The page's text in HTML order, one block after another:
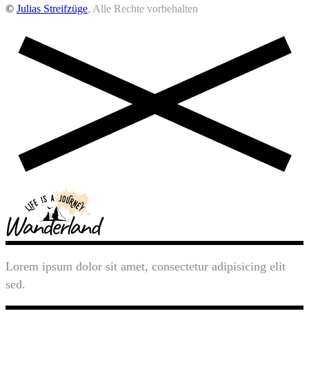
© Julias Streifzüge, Alle Rechte vorbehalten
Lorem ipsum dolor sit amet, consectetur adipisicing elit
sed.